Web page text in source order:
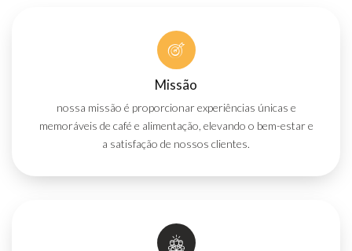
Missão
nossa missão é proporcionar experiências únicas e
memoráveis de café e alimentação, elevando o bem-estar e
a satisfação de nossos clientes.